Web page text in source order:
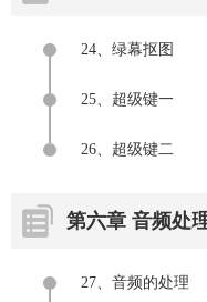
24、绿幕抠图
25、超级键一
26、超级键二
第六章 音频处
27、音频的处理